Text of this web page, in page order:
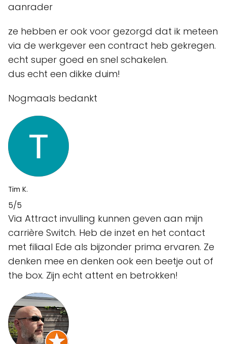
aanrader
ze hebben er ook voor gezorgd dat ik meteen
via de werkgever een contract heb gekregen.
echt super goed en snel schakelen.
dus echt een dikke duim!
Nogmaals bedankt
Tim K.
5/5
Via Attract invulling kunnen geven aan mijn
carrière Switch. Heb de inzet en het contact
met filiaal Ede als bijzonder prima ervaren. Ze
denken mee en denken ook een beetje out of
the box. Zijn echt attent en betrokken!